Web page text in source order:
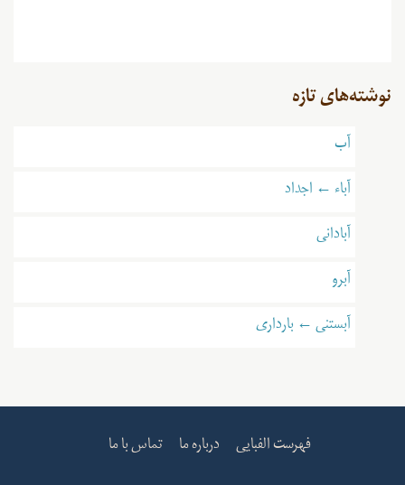
نوشته‌های تازه
آب
آباء ← اجداد
آبادانی
آبرو
آبستنی ← بارداری
فهرست الفبایی درباره ما تماس با ما